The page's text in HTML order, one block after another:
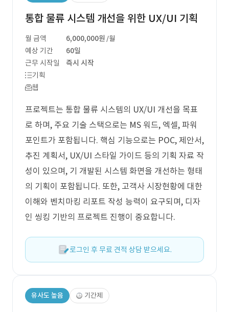
통합 물류 시스템 개선을 위한 UX/UI 기획
월 금액 6,000,000원 /월
예상 기간
60일
근무 시작일
즉시 시작
기획
웹
프로젝트는 통합 물류 시스템의 UX/UI 개선을 목표
로 하며, 주요 기술 스택으로는 MS 워드, 엑셀, 파워
포인트가 포함됩니다. 핵심 기능으로는 POC, 제안서,
추진 계획서, UX/UI 스타일 가이드 등의 기획 자료 작
성이 있으며, 기 개발된 시스템 화면을 개선하는 형태
의 기획이 포함됩니다. 또한, 고객사 시장현황에 대한
이해와 벤치마킹 리포트 작성 능력이 요구되며, 디자
인 씽킹 기반의 프로젝트 진행이 중요합니다.
로그인 후 무료 견적 상담 받으세요.
유사도 높음 기간제